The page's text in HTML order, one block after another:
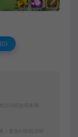
0)
访问或使用本网
！避免纠纷耽误时